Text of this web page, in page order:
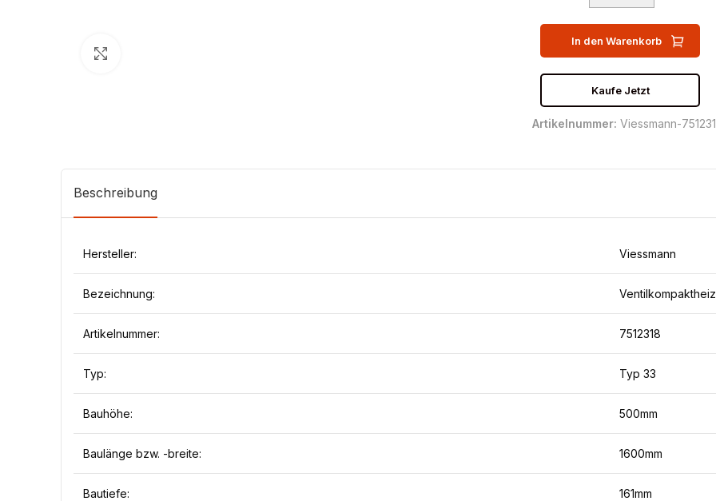
In den Warenkorb
Kaufe Jetzt
Artikelnummer: Viessmann-
Beschreibung
Hersteller: Viessmann
Bezeichnung:
Artikelnummer: 7512318
Typ: Typ 33
Bauhöhe: 500mm
Baulänge bzw. -breite: 1600mm
Bautiefe: 161mm